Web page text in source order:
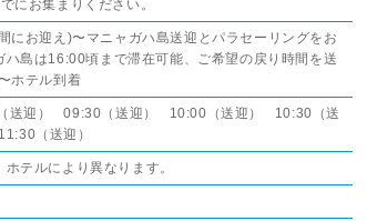
にお集まりください。
にお迎え)〜マニャガハ島送迎とパラセーリングをお
ハ島は16:00頃まで滞在可能、ご希望の戻り時間を送
ホテル到着
送迎） 09:30（送迎） 10:00（送迎） 10:30（送
（送迎）
テルにより異なります。